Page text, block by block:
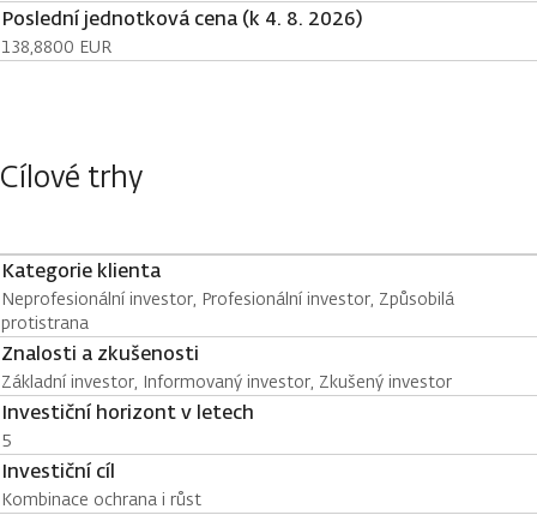
Poslední jednotková cena (k 4. 8. 2026)
138,8800 EUR
Cílové trhy
Kategorie klienta
Neprofesionální investor, Profesionální investor, Způsobilá
protistrana
Znalosti a zkušenosti
Základní investor, Informovaný investor, Zkušený investor
Investiční horizont v letech
5
Investiční cíl
Kombinace ochrana i růst